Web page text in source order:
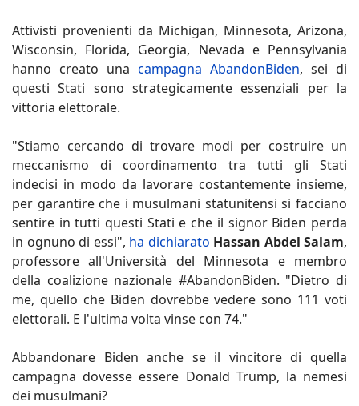
Attivisti provenienti da Michigan, Minnesota, Arizona,
Wisconsin, Florida, Georgia, Nevada e Pennsylvania
hanno creato una campagna AbandonBiden, sei di
questi Stati sono strategicamente essenziali per la
vittoria elettorale.
"Stiamo cercando di trovare modi per costruire un
meccanismo di coordinamento tra tutti gli Stati
indecisi in modo da lavorare costantemente insieme,
per garantire che i musulmani statunitensi si facciano
sentire in tutti questi Stati e che il signor Biden perda
in ognuno di essi", ha dichiarato Hassan Abdel Salam,
professore all'Università del Minnesota e membro
della coalizione nazionale #AbandonBiden. "Dietro di
me, quello che Biden dovrebbe vedere sono 111 voti
elettorali. E l'ultima volta vinse con 74."
Abbandonare Biden anche se il vincitore di quella
campagna dovesse essere Donald Trump, la nemesi
dei musulmani?